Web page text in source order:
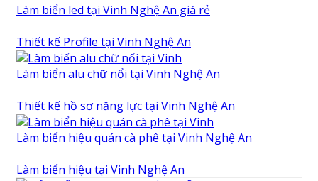
Làm biển led tại Vinh Nghệ An giá rẻ
Thiết kế Profile tại Vinh Nghệ An
Làm biển alu chữ nổi tại Vinh Nghệ An
Thiết kế hồ sơ năng lực tại Vinh Nghệ An
Làm biển hiệu quán cà phê tại Vinh Nghệ An
Làm biển hiệu tại Vinh Nghệ An